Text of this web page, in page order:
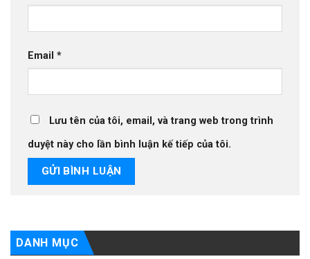
Email *
Lưu tên của tôi, email, và trang web trong trình
duyệt này cho lần bình luận kế tiếp của tôi.
DANH MỤC